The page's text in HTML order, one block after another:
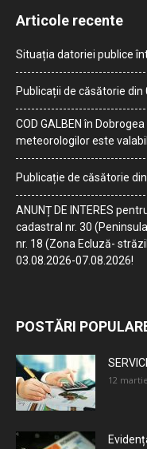
Articole recente
Situația datoriei publice
Publicații de căsătorie din
COD GALBEN în
meteorologilor este
Publicație de căsătorie
ANUNȚ DE INTERES
cadastral nr. 30
nr. 18 (Zona Ecluză-
03.08.2026-07.08.2026!
POSTĂRI
12